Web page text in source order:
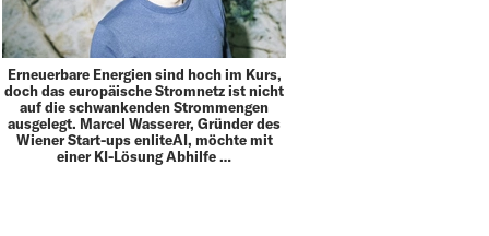
Erneuerbare Energien sind hoch im Kurs,
doch das europäische Stromnetz ist nicht
auf die schwankenden Strommengen
ausgelegt. Marcel Wasserer, Gründer des
Wiener Start-ups enliteAI, möchte mit
einer KI-Lösung Abhilfe …